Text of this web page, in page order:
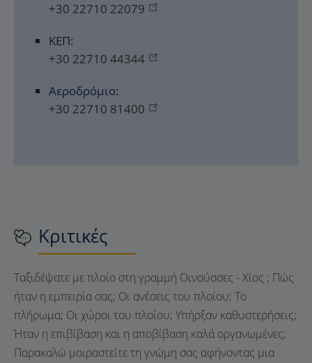
+30 22710 22079
ΚΕΠ:
+30 22710 44344
Αεροδρόμιο:
+30 22710 81400
Κριτικές
Ταξιδέψατε με πλοίο στη γραμμή Οινούσσες - Χίος ; Πώς
ήταν η εμπειρία σας; Οι ανέσεις του πλοίου; Το
πλήρωμα; Οι χώροι του πλοίου; Υπήρξαν καθυστερήσεις;
Ήταν η επιβίβαση και η αποβίβαση καλά οργανωμένες;
Παρακαλώ μοιραστείτε τη γνώμη σας αφήνοντας μια